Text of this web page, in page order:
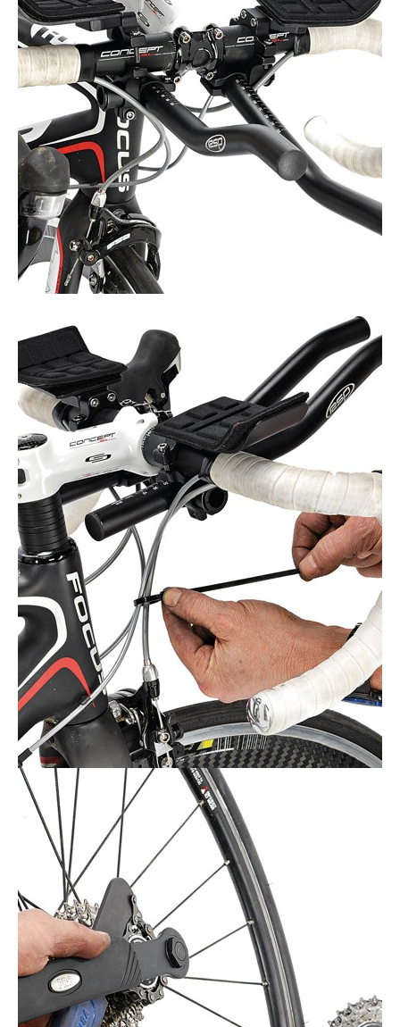
Actualités
Technologies
Tests de produits
Conseils
Tendances
Tous nos articles
À propos